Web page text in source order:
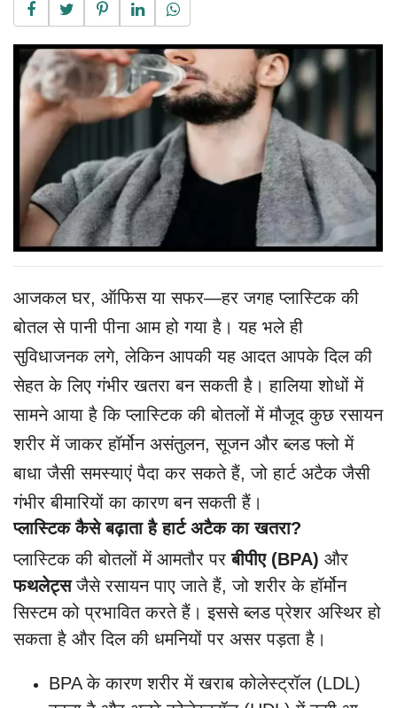
आजकल घर, ऑफिस या सफर—हर जगह प्लास्टिक की
बोतल से पानी पीना आम हो गया है। यह भले ही
सुविधाजनक लगे, लेकिन आपकी यह आदत आपके दिल की
सेहत के लिए गंभीर खतरा बन सकती है। हालिया शोधों में
सामने आया है कि प्लास्टिक की बोतलों में मौजूद कुछ रसायन
शरीर में जाकर हॉर्मोन असंतुलन, सूजन और ब्लड फ्लो में
बाधा जैसी समस्याएं पैदा कर सकते हैं, जो हार्ट अटैक जैसी
गंभीर बीमारियों का कारण बन सकती हैं।
प्लास्टिक कैसे बढ़ाता है हार्ट अटैक का खतरा?
प्लास्टिक की बोतलों में आमतौर परबीपीए (BPA) और
फथलेट्सजैसे रसायन पाए जाते हैं, जो शरीर के हॉर्मोन
सिस्टम को प्रभावित करते हैं। इससे ब्लड प्रेशर अस्थिर हो
सकता है और दिल की धमनियों पर असर पड़ता है।
BPA के कारण शरीर में खराब कोलेस्ट्रॉल (LDL)